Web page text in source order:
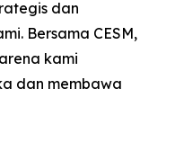
dan
Bersama CESM,
kami
dan membawa